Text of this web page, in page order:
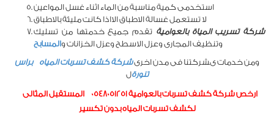
استخدمى كمية مناسبة من الماء اثناء غسل المواعين
لا تستعمل غسالة الاطباق الااذا كانت مليئة بالاطباق
شركة تسريب المياة بالعوامية تقدم جميع خدمتها من تسليك
وتنظيف المجارى وعزل الاسطح وعزل الخزانات والمسابح
ومن خدمات ىشركتنا فى مدن اخرىشركة كشف تسربات المياه براس
تنورةل
لكشف تسربات المياه بدون تكسير